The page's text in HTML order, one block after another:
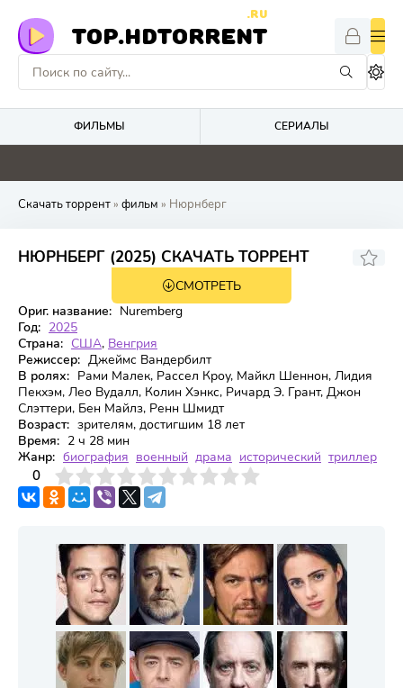
TOP.HDTORRENT
.RU
ФИЛЬМЫ СЕРИАЛЫ
0 0 0 0
Скачать торрент» фильм » Нюрнберг
НЮРНБЕРГ (2025) СКАЧАТЬ ТОРРЕНТ
6.535 7.5
СМОТРЕТЬ
Ориг. название: Nuremberg
Год: 2025
Страна: США, Венгрия
Режиссер: Джеймс Вандербилт
В ролях: Рами Малек, Рассел Кроу, Майкл Шеннон, Лидия
Пекхэм, Лео Вудалл, Колин Хэнкс, Ричард Э. Грант, Джон
Слэттери, Бен Майлз, Ренн Шмидт
Возраст: зрителям, достигшим 18 лет
Время: 2 ч 28 мин
Жанр: биография военный драма исторический триллер
0
4 6 7 8 9 10